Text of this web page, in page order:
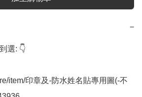
−
選: 👇
item/印章及-防水姓名貼專用圖(-不